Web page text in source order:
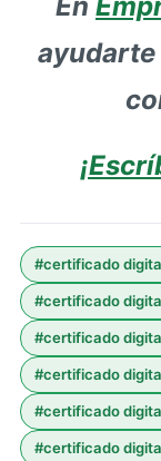
ayudarte
#certificado
#certificado
#certificado
#certificado
#certificado
#certificado